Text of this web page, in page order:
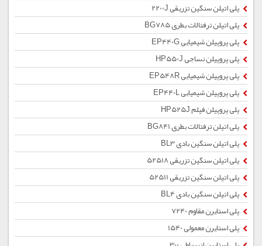
پلی اتیلن سنگین تزریقی 2200J
پلی اتیلن ترفتالات بطری BG785
پلی پروپیلن شیمیایی EP440G
پلی پروپیلن نساجی HP550J
پلی پروپیلن شیمیایی EP548R
پلی پروپیلن شیمیایی EP440L
پلی پروپیلن فیلم HP525J
پلی اتیلن ترفتالات بطری BG841
پلی اتیلن سنگین بادی BL3
پلی اتیلن سنگین تزریقی 52518
پلی اتیلن سنگین تزریقی 52511
پلی اتیلن سنگین بادی BL4
پلی استایرن مقاوم 7240
پلی استایرن معمولی 1540